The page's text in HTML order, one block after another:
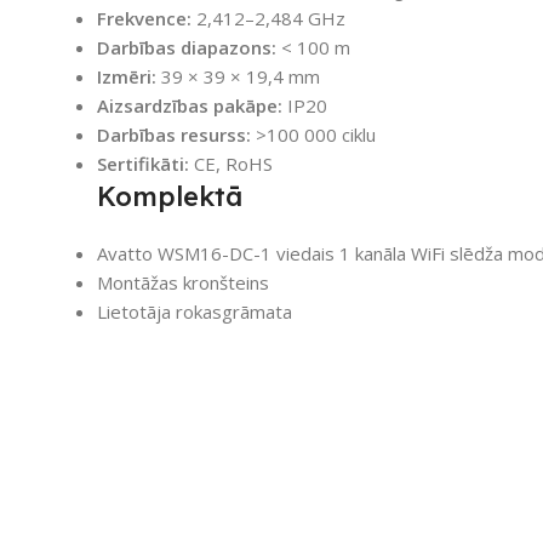
Frekvence: 2,412–2,484 GHz
Darbības diapazons: < 100 m
Izmēri: 39 × 39 × 19,4 mm
Aizsardzības pakāpe: IP20
Darbības resurss: >100 000 ciklu
Sertifikāti: CE, RoHS
Komplektā
Avatto WSM16-DC-1 viedais 1 kanāla WiFi slēdža
Montāžas kronšteins
Lietotāja rokasgrāmata